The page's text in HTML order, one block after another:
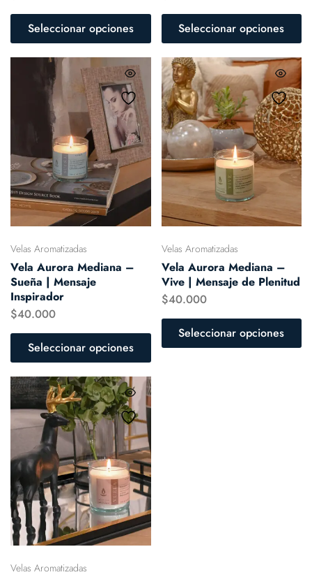
Seleccionar opciones Seleccionar opciones
Velas Aromatizadas
Vela Aurora Mediana –
Sueña | Mensaje
Inspirador
$40.000
Seleccionar opciones
Velas Aromatizadas
Vela Aurora Mediana –
Vive | Mensaje de Plenitud
$40.000
Seleccionar opciones
Velas Aromatizadas